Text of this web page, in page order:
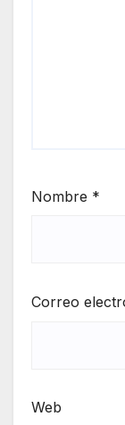
Nombre *
Correo
Web